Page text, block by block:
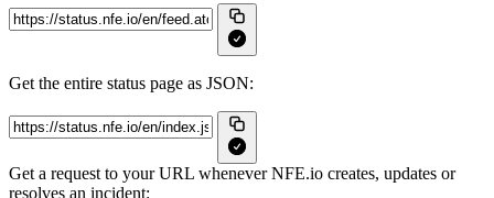
Get the entire status page as JSON:
Get a request to your URL whenever NFE.io creates, updates or
resolves an incident: